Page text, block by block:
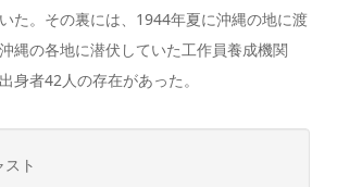
た。その裏には、1944年夏に沖縄の地に渡
縄の各地に潜伏していた工作員養成機関
身者42人の存在があった。
ト